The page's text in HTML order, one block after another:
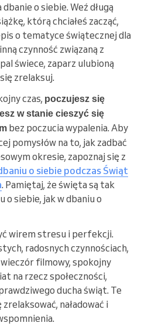
o siebie. Weź długą
którą chciałeś zacząć,
o tematyce świątecznej dla
czynność związaną z
świece, zaparz ulubioną
zrelaksuj.
czas, poczujesz się
w stanie cieszyć się
bez poczucia wypalenia. Aby
pomysłów na to, jak zadbać
okresie, zapoznaj się z
o siebie podczas Świąt
. Pamiętaj, że święta są tak
o siebie, jak w dbaniu o
wirem stresu i perfekcji.
radosnych czynnościach,
filmowy, spokojny
na rzecz społeczności,
ducha świąt. Te
naładować i